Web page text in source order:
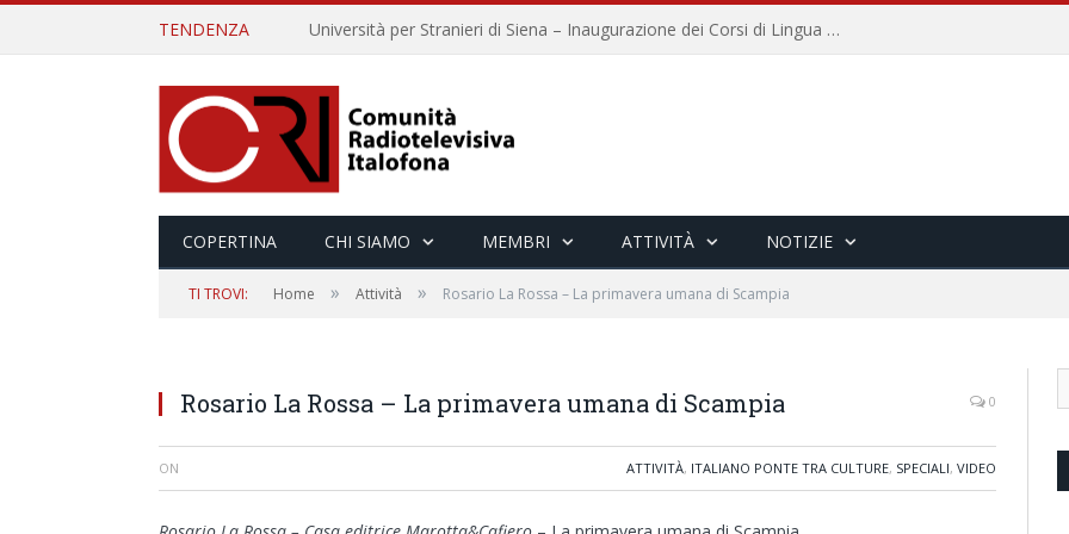
TENDENZA Università per Stranieri di Siena – Inaugurazione dei Corsi di Lingua e Cultura Italiana, 109a annata
COPERTINA CHI SIAMO MEMBRI ATTIVITÀ NOTIZIE
TI TROVI: Home » Attività » Rosario La Rossa – La primavera umana di Scampia
Rosario La Rossa – La primavera umana di Scampia 0
ON ATTIVITÀ, ITALIANO PONTE TRA CULTURE, SPECIALI, VIDEO